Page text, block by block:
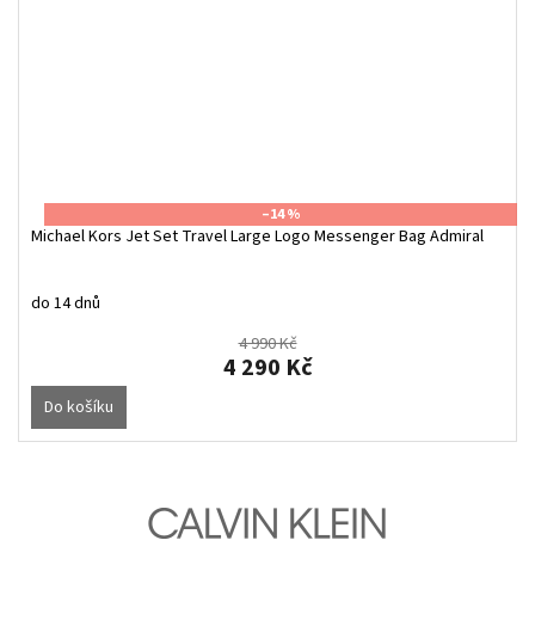
–14 %
Michael Kors Jet Set Travel Large Logo Messenger Bag Admiral
do 14 dnů
4 990 Kč
4 290 Kč
Do košíku